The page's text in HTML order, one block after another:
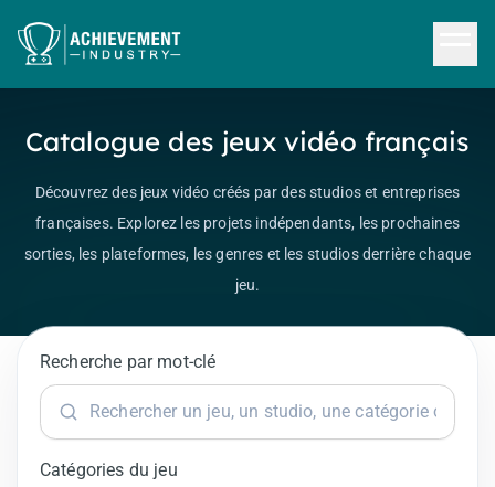
Catalogue des jeux vidéo français
Découvrez des jeux vidéo créés par des studios et entreprises
françaises. Explorez les projets indépendants, les prochaines
sorties, les plateformes, les genres et les studios derrière chaque
jeu.
Recherche par mot-clé
Catégories du jeu